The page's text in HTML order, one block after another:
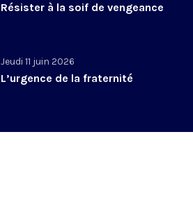
Résister à la soif de vengeance
Jeudi 11 juin 2026
L’urgence de la fraternité